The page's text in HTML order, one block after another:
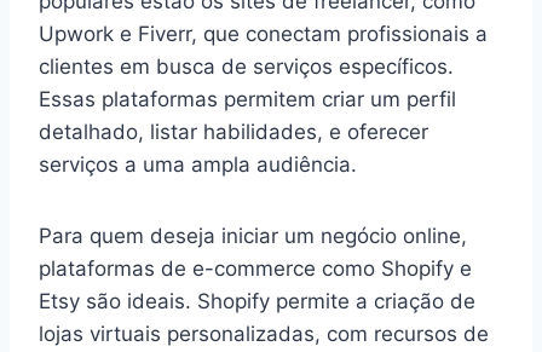
Upwork e Fiverr, que conectam profissionais a
clientes em busca de serviços específicos.
Essas plataformas permitem criar um perfil
detalhado, listar habilidades, e oferecer
serviços a uma ampla audiência.
Para quem deseja iniciar um negócio online,
plataformas de e-commerce como Shopify e
Etsy são ideais. Shopify permite a criação de
lojas virtuais personalizadas, com recursos de